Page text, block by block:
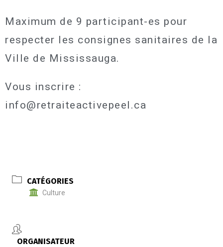
Maximum de 9 participant-es pour
respecter les consignes sanitaires de la
Ville de Mississauga.
Vous inscrire :
info@retraiteactivepeel.ca
CATÉGORIES
Culture
ORGANISATEUR